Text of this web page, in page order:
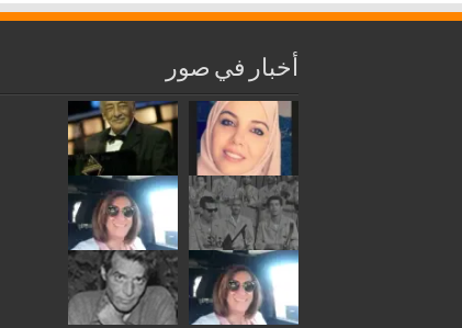
أخبار في صور